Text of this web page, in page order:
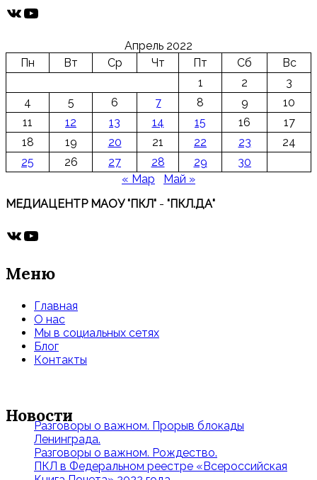
ВКонтакте
YouTube
Апрель 2022
Пн
Вт Ср Чт Пт Сб
Вс
1
2
3
4
5 6 7 8 9
10
11
12 13 14 15 16
17
18
19 20 21 22 23
24
25
26 27 28 29
30
« Мар
Май »
МЕДИАЦЕНТР МАОУ "ПКЛ" - "ПКЛ.ДА"
ВКонтакте
YouTube
Меню
Главная
О нас
Мы в социальных сетях
Блог
Контакты
Новости
Разговоры о важном. Прорыв блокады
Ленинграда.
Разговоры о важном. Рождество.
ПКЛ в Федеральном реестре «Всероссийская